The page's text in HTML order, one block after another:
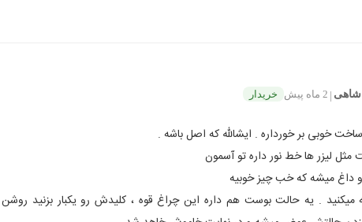
شاهی | 2 ماه پیش خریدار
خوبی بر خورداره . ایشالله که اصل باشه .
مثل لیزر ها خط نور داره تو آسمون
داغ میشه که خب چیز خوبیه
میکنید . یه حالت بوست هم داره این چراغ قوه ، کلیدش رو یکبار بزنید روشن